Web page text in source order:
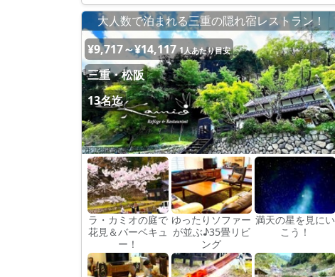
大人数で泊まれる三重の隠れ宿レストラン！
¥9,717～¥14,117 1人あたり目安
三重・松阪
13名迄
ラ・カミオの庭で
花見＆バーベキュ
ー！
ゆったりソファー
が並ぶ♪35畳リビ
ング
満天の星を見にい
こう！